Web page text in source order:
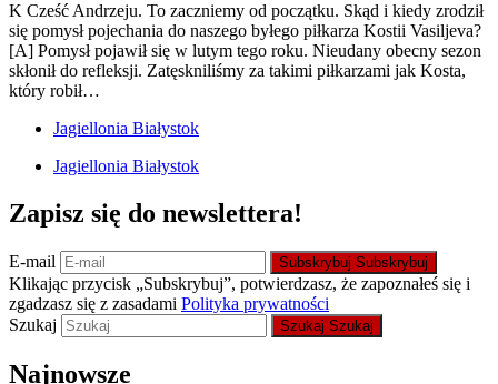
K Cześć Andrzeju. To zaczniemy od początku. Skąd i kiedy zrodził
się pomysł pojechania do naszego byłego piłkarza Kostii Vasiljeva?
[A] Pomysł pojawił się w lutym tego roku. Nieudany obecny sezon
skłonił do refleksji. Zatęskniliśmy za takimi piłkarzami jak Kosta,
który robił…
Jagiellonia Białystok
Jagiellonia Białystok
Zapisz się do newslettera!
E-mail Subskrybuj Subskrybuj
Klikając przycisk „Subskrybuj”, potwierdzasz, że zapoznałeś się i
zgadzasz się z zasadami Polityka prywatności
Szukaj
Szukaj Szukaj
Najnowsze